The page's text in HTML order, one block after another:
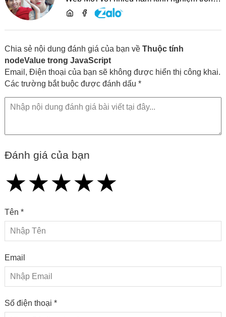
lĩnh vực phát triển website, SEO và chia sẻ
Chia sẻ nội dung đánh giá của bạn về Thuộc tính
nodeValue trong JavaScript
Email, Điện thoại của bạn sẽ không được hiển thị công khai.
Các trường bắt buộc được đánh dấu *
Đánh giá của bạn
★
★★
★★★
★★★★
★★★★★
Tên *
Email
Số điện thoại *